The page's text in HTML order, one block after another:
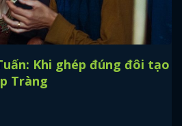
Khi ghép đúng đôi tạo
Tràng